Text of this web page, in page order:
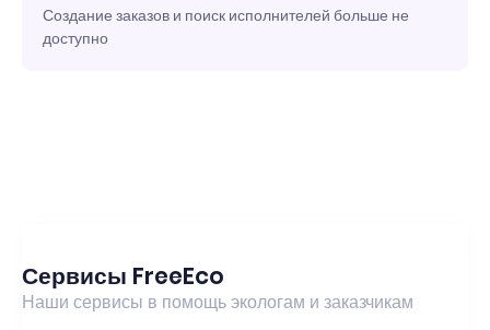
Создание заказов и поиск исполнителей больше не
доступно
Сервисы FreeEco
Наши сервисы в помощь экологам и заказчикам